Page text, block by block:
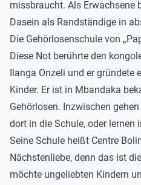
missbraucht. Als Erwachsene
Dasein als Randständige in
Die Gehörlosenschule von
Diese Not berührte den
Ilanga Onzeli und er gründete
Kinder. Er ist in Mbandaka
Gehörlosen. Inzwischen
dort in die Schule, oder lernen
Seine Schule heißt Centre
Nächstenliebe, denn das ist
möchte ungeliebten Kindern